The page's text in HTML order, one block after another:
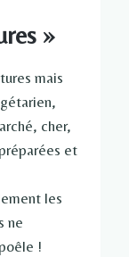
»
mais
cher,
et
les
ne
!